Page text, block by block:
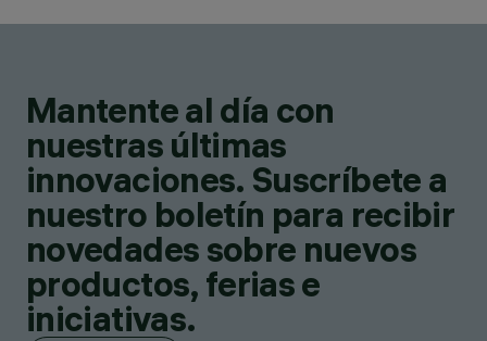
Mantente al día con
nuestras últimas
innovaciones. Suscríbete a
nuestro boletín para recibir
novedades sobre nuevos
productos, ferias e
iniciativas.